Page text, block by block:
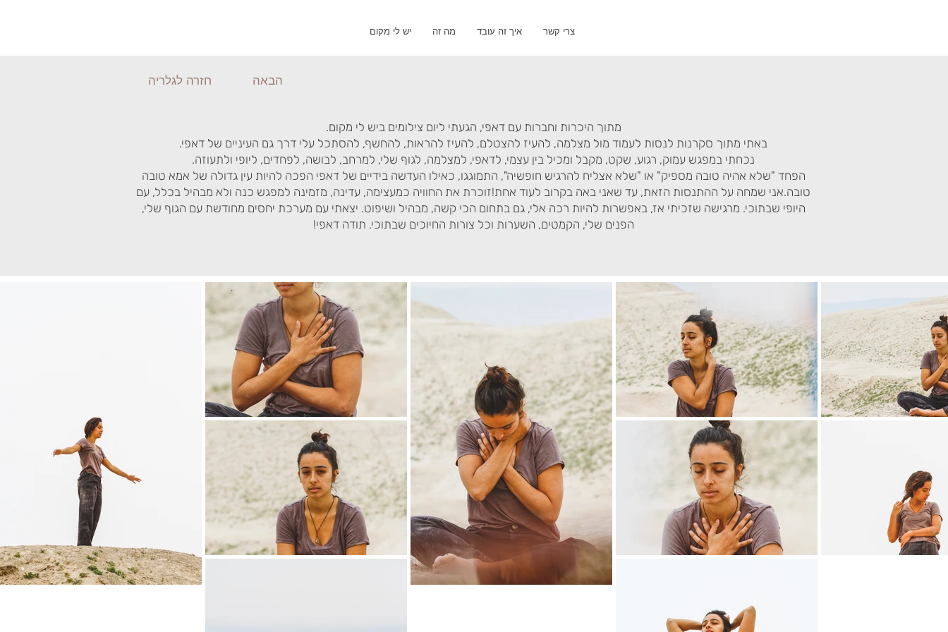
יש לי מקום מה זה איך זה עובד צרי קשר
חזרה לגלריה הבאה
מתוך היכרות וחברות עם דאפי, הגעתי ליום צילומים ביש לי מקום.
באתי מתוך סקרנות לנסות לעמוד מול מצלמה, להעיז להצטלם, להעיז להראות, להחשף, להסתכל עלי דרך גם העיניים של דאפי.
נכחתי במפגש עמוק, רגוע, שקט, מקבל ומכיל בין עצמי, לדאפי, למצלמה, לגוף שלי, למרחב, לבושה, לפחדים, ליופי ולתעוזה.
הפחד "שלא אהיה טובה מספיק" או "שלא אצליח להרגיש חופשיה", התמוגגו, כאילו העדשה בידיים של דאפי הפכה להיות עין גדולה של אמא טובה
טובה.אני שמחה על ההתנסות הזאת, עד שאני באה בקרוב לעוד אחת!זוכרת את החוויה כמעצימה, עדינה, מזמינה למפגש כנה ולא מבהיל בכלל, עם
היופי שבתוכי. מרגישה שזכיתי אז, באפשרות להיות רכה אלי, גם בתחום הכי קשה, מבהיל ושיפוט. יצאתי עם מערכת יחסים מחודשת עם הגוף שלי,
הפנים שלי, הקמטים, השערות וכל צורות החיוכים שבתוכי. תודה דאפי!